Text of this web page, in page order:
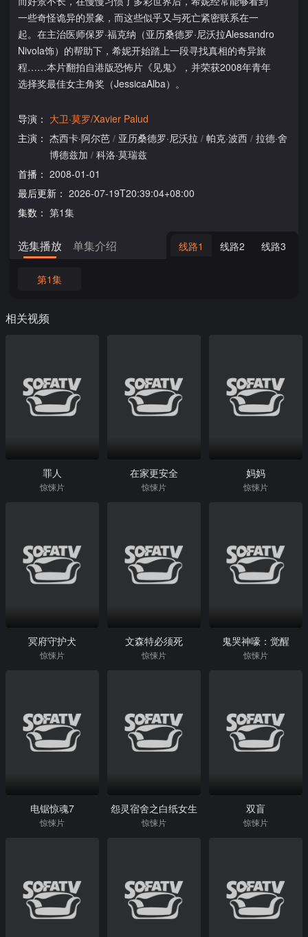
一些奇怪诡异的景象，而这些似乎又与死亡紧密联系在一
起。在主治医师保罗·福克纳（亚历桑德罗·尼沃拉Alessandro
Nivola饰）的帮助下，希妮开始踏上一段寻找真相的奇异旅
程……本片翻拍自港版恐怖片《见鬼》，并荣获2008年青年
选择奖最佳女主角奖（JessicaAlba）。
导演： 大卫·莫罗/Xavier Palud
主演： 杰西卡·阿尔芭 / 亚历桑德罗·尼沃拉 / 帕克·波西 / 拉德·舍
博德兹加 / 科洛·莫瑞兹
首播： 2008-01-01
最后更新： 2026-07-19T20:39:04+08:00
集数： 第1集
选集播放 单集介绍 线路1 线路2 线路3
第1集
相关视频
罪人
惊悚片
在家更安全
惊悚片
妈妈
惊悚片
冥府守护犬
惊悚片
文森特必须死
惊悚片
鬼哭神嚎：觉醒
惊悚片
电锯惊魂7
惊悚片
怨灵宿舍之白纸女生
惊悚片
双盲
惊悚片